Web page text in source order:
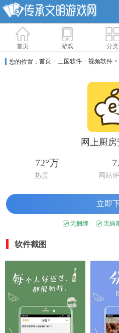
首页 游戏 分类
您的位置： 首页 > 三国软件 > 视频软件 >
网上厨
72°万
热度 网站
立即
无捆绑 无病
软件截图